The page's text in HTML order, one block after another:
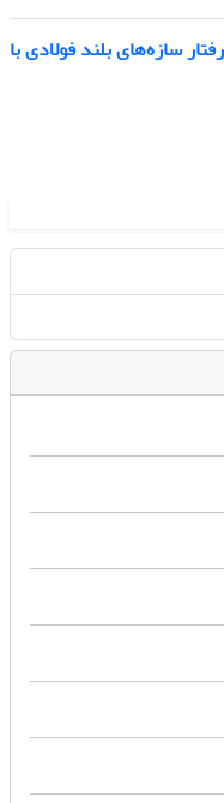
سازه‌های بلند فولادی با